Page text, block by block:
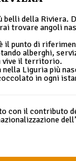
belli della Riviera.
trovare angoli
il punto di
alberghi,
vive il territorio.
nella Liguria più
in ogni
con il contributo